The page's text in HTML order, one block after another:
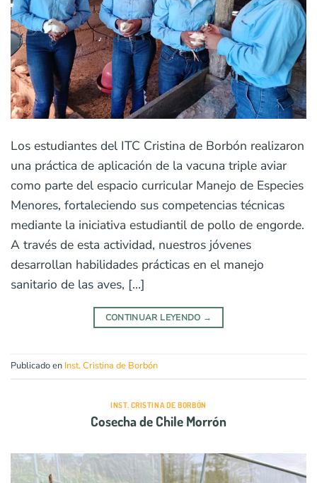
Los estudiantes del ITC Cristina de Borbón realizaron
una práctica de aplicación de la vacuna triple aviar
como parte del espacio curricular Manejo de Especies
Menores, fortaleciendo sus competencias técnicas
mediante la iniciativa estudiantil de pollo de engorde.
A través de esta actividad, nuestros jóvenes
desarrollan habilidades prácticas en el manejo
sanitario de las aves, […]
CONTINUAR LEYENDO →
Publicado en Inst. Cristina de Borbón
INST. CRISTINA DE BORBÓN
Cosecha de Chile Morrón